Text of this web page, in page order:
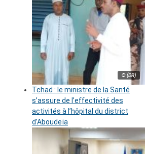
© (DR)
Tchad : le ministre de la Santé
s’assure de l’effectivité des
activités à l’hôpital du district
d’Aboudeïa